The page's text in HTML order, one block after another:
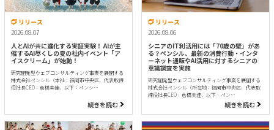
リリース
2026.08.07
人とAIが共に進化する実証実験！ AIが主
催するAI尽くしの夏の社内イベント「ア
イスクリーム」が始動！
研究開発型ウェブコンサルティング事業を展開する
株式会社ペンシル（本社：福岡市中央区、代表取締
役社長CEO：倉橋美佳、以下：ペンシ…
続きを読む
リリース
2026.08.06
シニアのIT利活用には「70歳の壁」があ
る？ペンシル、最新の消費行動・インタ
ーネット通販やAI活用に対するシニアの
意識調査を実施
研究開発型ウェブコンサルティング事業を展開する
株式会社ペンシル（所在地：福岡市中央区、代表取
締役社長CEO：倉橋美佳、以下：ペン…
続きを読む